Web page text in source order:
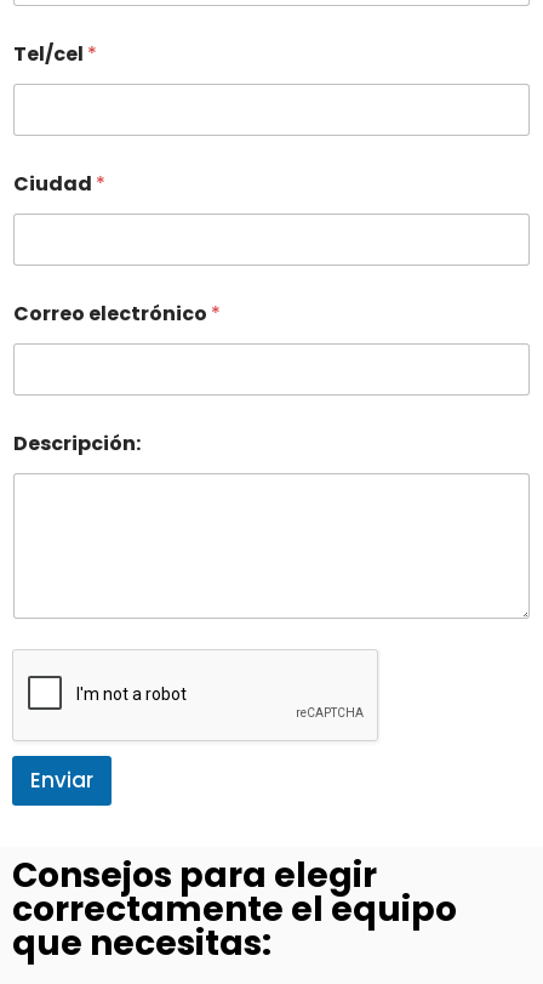
Tel/cel *
Ciudad *
Correo electrónico *
Descripción:
Enviar
Consejos para elegir
correctamente el equipo
que necesitas: